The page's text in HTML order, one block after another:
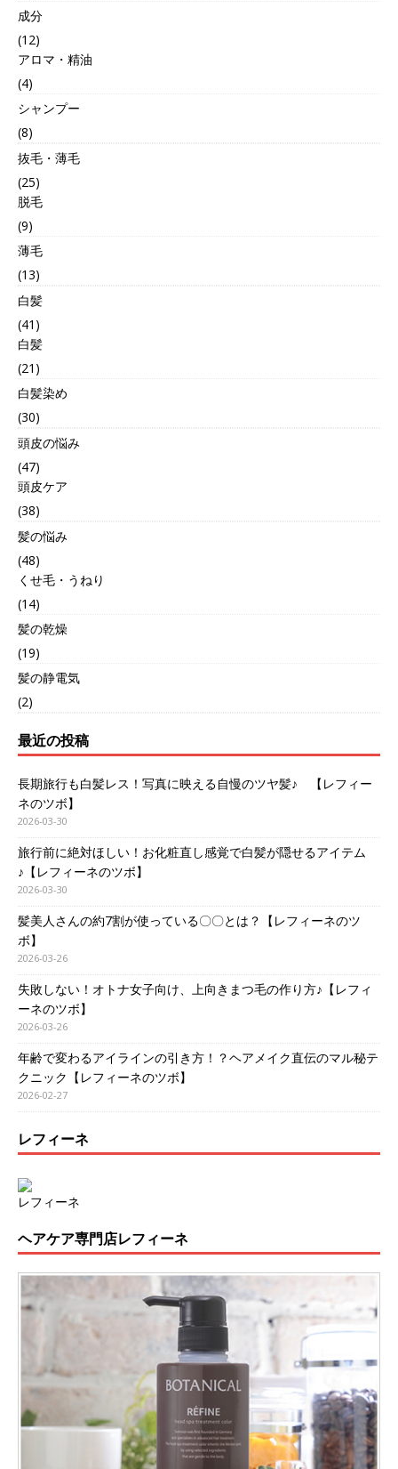
成分
(12)
アロマ・精油
(4)
シャンプー
(8)
抜毛・薄毛
(25)
脱毛
(9)
薄毛
(13)
白髪
(41)
白髪
(21)
白髪染め
(30)
頭皮の悩み
(47)
頭皮ケア
(38)
髪の悩み
(48)
くせ毛・うねり
(14)
髪の乾燥
(19)
髪の静電気
(2)
最近の投稿
長期旅行も白髪レス！写真に映える自慢のツヤ髪♪ 【レフィー
ネのツボ】
2026-03-30
旅行前に絶対ほしい！お化粧直し感覚で白髪が隠せるアイテム
♪【レフィーネのツボ】
2026-03-30
髪美人さんの約7割が使っている〇〇とは？【レフィーネのツ
ボ】
2026-03-26
失敗しない！オトナ女子向け、上向きまつ毛の作り方♪【レフィ
ーネのツボ】
2026-03-26
年齢で変わるアイラインの引き方！？ヘアメイク直伝のマル秘テ
クニック【レフィーネのツボ】
2026-02-27
レフィーネ
レフィーネ
ヘアケア専門店レフィーネ